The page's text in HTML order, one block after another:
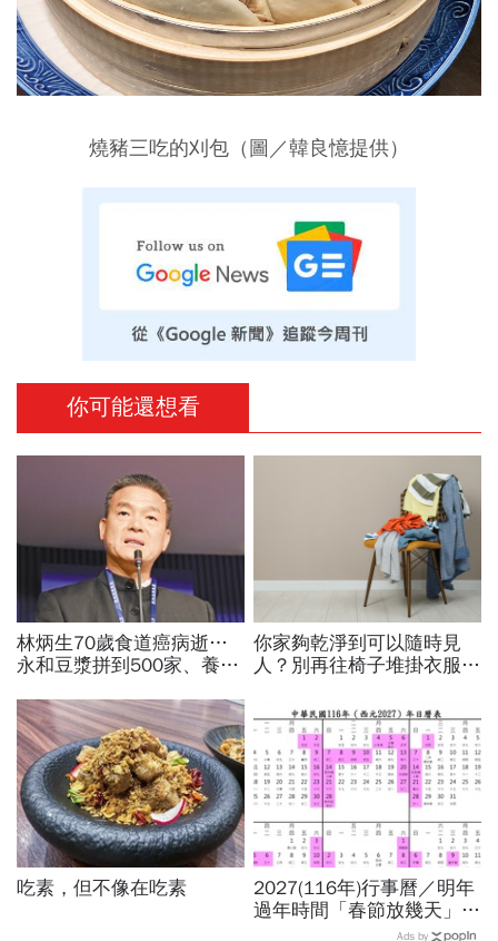
燒豬三吃的刈包 （圖／韓良憶提供）
你可能還想看
林炳生70歲食道癌病逝…
永和豆漿拼到500家、養生
期5症狀：高危險因子是它
你家夠乾淨到可以隨時見
人？別再往椅子堆掛衣服！
慣：住10年也不顯亂
吃素，但不像在吃素
2027(116年)行事曆／明年
過年時間「春節放幾天」、
寒假時間暑假日期？連假3
Ads by